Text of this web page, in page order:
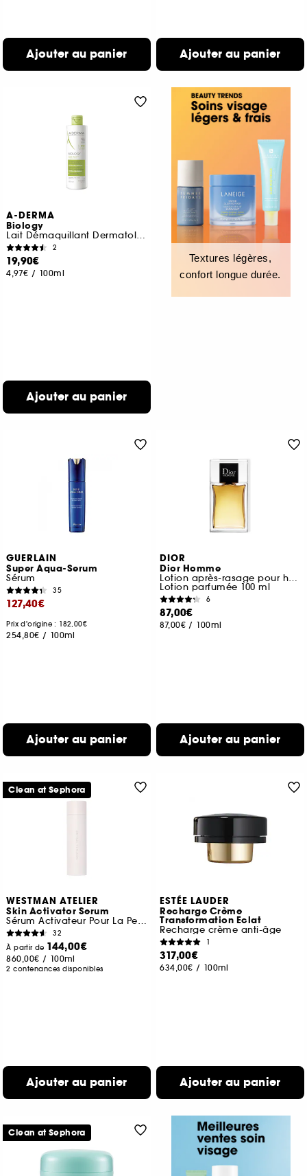
Ajouter au panier Ajouter au panier
A-DERMA
Biology
Lait Démaquillant Dermatologique Hydra-Nettoyant
2
19,90€
4,97€ / 100ml
Ajouter au panier
Textures légères,
confort longue durée.
GUERLAIN
Super Aqua-Serum
Sérum
35
127,40€
Prix d'origine : 182,00€
254,80€ / 100ml
Ajouter au panier
DIOR
Dior Homme
Lotion après-rasage pour homme
Lotion parfumée 100 ml
6
87,00€
87,00€ / 100ml
Ajouter au panier
WESTMAN ATELIER
Skin Activator Serum
Sérum Activateur Pour La Peau
32
À partir de 144,00€
860,00€ / 100ml
2 contenances disponibles
Ajouter au panier
Clean at Sephora
ESTÉE LAUDER
Recharge Crème
Transformation Eclat
Recharge crème anti-âge
1
317,00€
634,00€ / 100ml
Ajouter au panier
Clean at Sephora